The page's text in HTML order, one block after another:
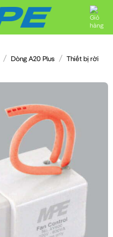
/ Dòng A20 Plus / Thiết bị rời